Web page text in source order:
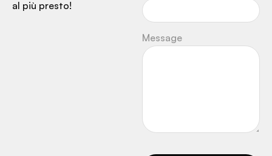
al più presto!
Message